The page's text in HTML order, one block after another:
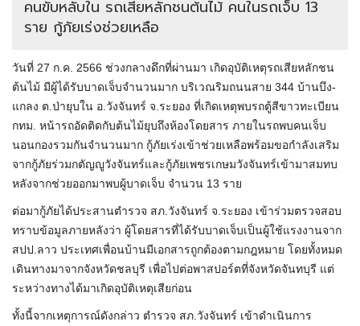
คนขับหลับใน รถเสียหลักชนต้นไม้ คนในรถเจ็บ 13
ราย กู้ภัยเร่งช่วยเหลือ
วันที่ 27 ก.ค. 2566 ช่วงกลางดึกที่ผ่านมา เกิดอุบัติเหตุรถเสียหลักชน
ต้นไม้ มีผู้ได้รับบาดเจ็บจำนวนมาก บริเวณริมถนนสาย 344 บ้านบึง-
แกลง ต.ป่ายุบใน อ.วังจันทร์ จ.ระยอง ที่เกิดเหตุพบรถตู้สีขาวทะเบียน
กทม. หน้ารถอัดติดกับต้นไม้ยุบถึงห้องโดยสาร ภายในรถพบคนเจ็บ
นอนกองรวมกันจำนวนมาก กู้ภัยเร่งเข้าช่วยเหลือพร้อมขอกำลังเสริม
จากกู้ภัยร่วมกตัญญูวังจันทร์และกู้ภัยเพชรเกษมวังจันทร์เข้ามาสมทบ
หลังจากช่วยออกมาพบผู้บาดเจ็บ จำนวน 13 ราย
ต่อมากู้ภัยได้ประสานตำรวจ สภ.วังจันทร์ จ.ระยอง เข้าร่วมตรวจสอบ
ทราบข้อมูลภายหลังว่า ผู้โดยสารที่ได้รับบาดเจ็บเป็นผู้ใช้แรงงานจาก
สปป.ลาว ประเทศเพื่อนบ้านมีเอกสารถูกต้องตามกฎหมาย โดยทั้งหมด
เดินทางมาจากจังหวัดชลบุรี เพื่อไปต่อพาสปอร์ตที่จังหวัดจันทบุรี แต่
ระหว่างทางได้มาเกิดอุบัติเหตุเสียก่อน
ทั้งนี้จากเหตุการณ์ดังกล่าว ตำรวจ สภ.วังจันทร์ เข้าดำเนินการ